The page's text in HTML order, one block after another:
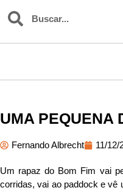
UMA PEQUENA
Fernando Albrecht 11/12/
Um rapaz do Bom Fim vai
corridas, vai ao paddock e vê